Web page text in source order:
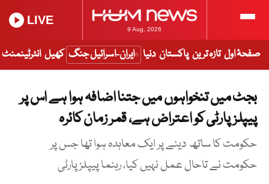
9 Aug, 2026
LIVE
صفحۂ اول تازہ ترین پاکستان دنیا ایران-اسرائیل جنگ کھیل انٹرٹینمنٹ
بجٹ میں تنخواہوں میں جتنا اضافہ ہوا ہے اس پر
پیپلزپارٹی کو اعتراض ہے، قمر زمان کائرہ
حکومت کا ساتھ دینے پر ایک معاہدہ ہوا تھا جس پر
حکومت نے تاحال عمل نہیں کیا، رہنما پیپلز پارٹی